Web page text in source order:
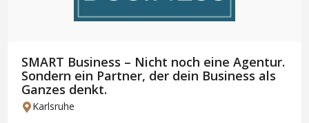
SMART Business – Nicht noch eine Agentur.
Sondern ein Partner, der dein Business als
Ganzes denkt.
Karlsruhe